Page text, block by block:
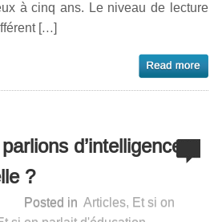
à cinq ans. Le niveau de lecture
[…]
d’intelligence
?
Posted in Articles, Et si on